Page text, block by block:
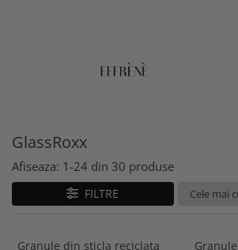
Jesmonite AC100
Jesmonite AC730
Jesmonite AC84
Kituri pentru incepatori Jesmonite
GlassRoxx
Afiseaza: 1-24 din 30 produse
FILTRE
Granule din sticla reciclata